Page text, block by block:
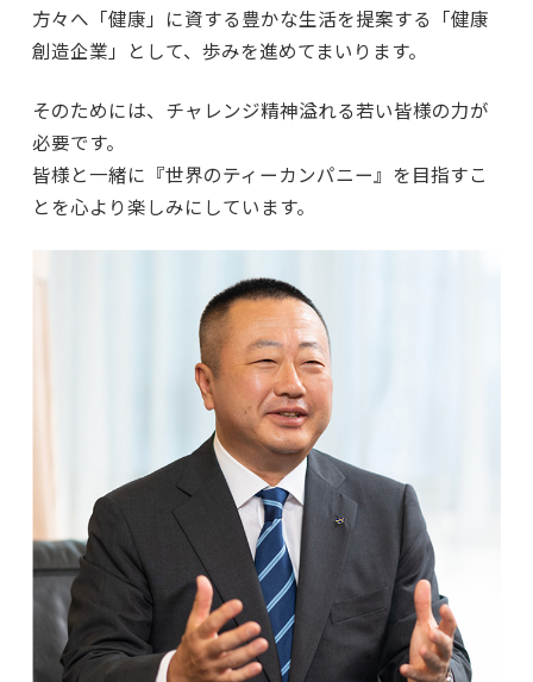
RECRUITMENT
採用情報
方々へ「健康」に資する豊かな生活を提案する「健康
創造企業」として、歩みを進めてまいります。
そのためには、チャレンジ精神溢れる若い皆様の力が
必要です。
皆様と一緒に『世界のティーカンパニー』を目指すこ
とを心より楽しみにしています。